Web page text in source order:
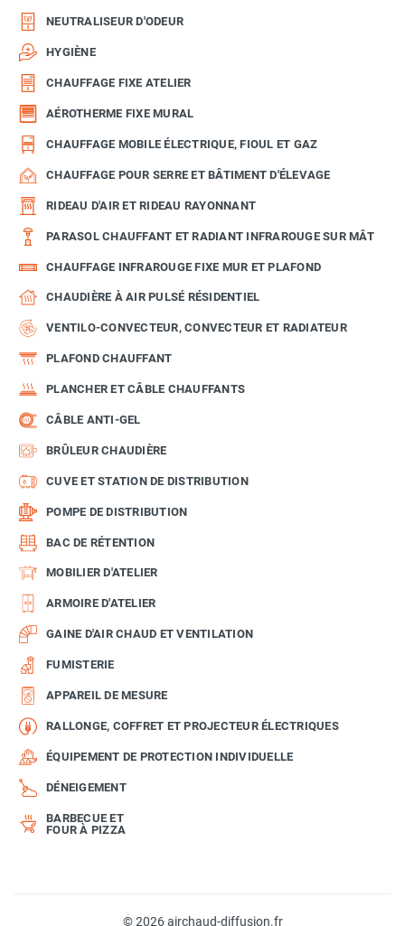
NEUTRALISEUR D'ODEUR
HYGIÈNE
CHAUFFAGE FIXE ATELIER
AÉROTHERME FIXE MURAL
CHAUFFAGE MOBILE ÉLECTRIQUE, FIOUL ET GAZ
CHAUFFAGE POUR SERRE ET BÂTIMENT D'ÉLEVAGE
RIDEAU D'AIR ET RIDEAU RAYONNANT
PARASOL CHAUFFANT ET RADIANT INFRAROUGE SUR MÂT
CHAUFFAGE INFRAROUGE FIXE MUR ET PLAFOND
CHAUDIÈRE À AIR PULSÉ RÉSIDENTIEL
VENTILO-CONVECTEUR, CONVECTEUR ET RADIATEUR
PLAFOND CHAUFFANT
PLANCHER ET CÂBLE CHAUFFANTS
CÂBLE ANTI-GEL
BRÛLEUR CHAUDIÈRE
CUVE ET STATION DE DISTRIBUTION
POMPE DE DISTRIBUTION
BAC DE RÉTENTION
MOBILIER D'ATELIER
ARMOIRE D'ATELIER
GAINE D'AIR CHAUD ET VENTILATION
FUMISTERIE
APPAREIL DE MESURE
RALLONGE, COFFRET ET PROJECTEUR ÉLECTRIQUES
ÉQUIPEMENT DE PROTECTION INDIVIDUELLE
DÉNEIGEMENT
BARBECUE ET
FOUR À PIZZA
© 2026 airchaud-diffusion.fr